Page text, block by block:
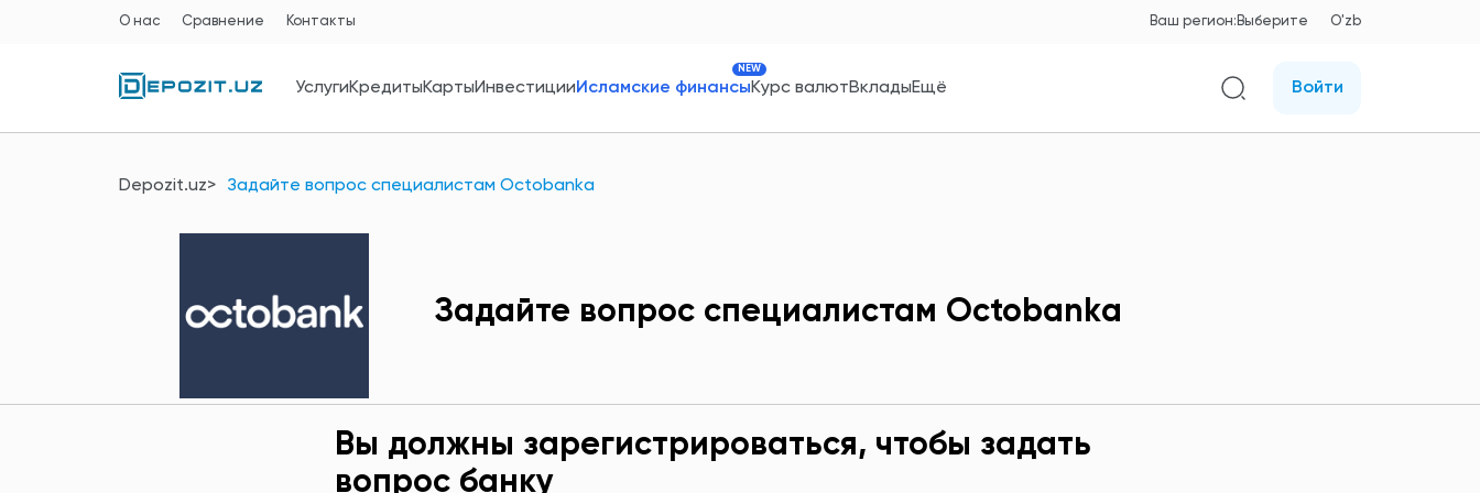
О нас Сравнение Контакты Ваш регион: Выберите O'zb
УслугиКредитыКартыИнвестицииИсламские финансы
NEW
Курс валютВкладыЕщё Войти
Depozit.uz Задайте вопрос специалистам Octobankа
Задайте вопрос специалистам Octobankа
Вы должны зарегистрироваться, чтобы задать
вопрос банку